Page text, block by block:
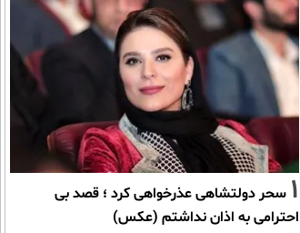
1 سحر دولتشاهی عذرخواهی کرد ؛ قصد بی
احترامی به اذان نداشتم (عکس)